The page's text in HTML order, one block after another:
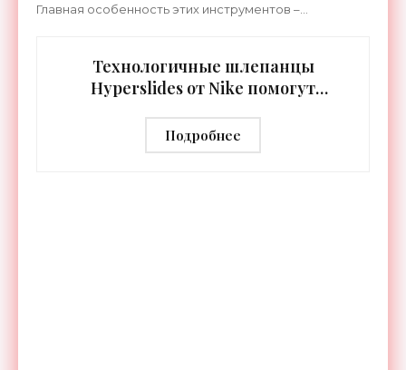
Главная особенность этих инструментов –
Технологичные шлепанцы
Hyperslides от Nike помогут
тренировки - «Гаджеты»
Подробнее